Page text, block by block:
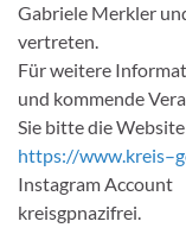
Gabriele Merkler
vertreten.
Für weitere
und kommende
Sie bitte die Website
https://www.kreis–
Instagram Account
kreisgpnazifrei.